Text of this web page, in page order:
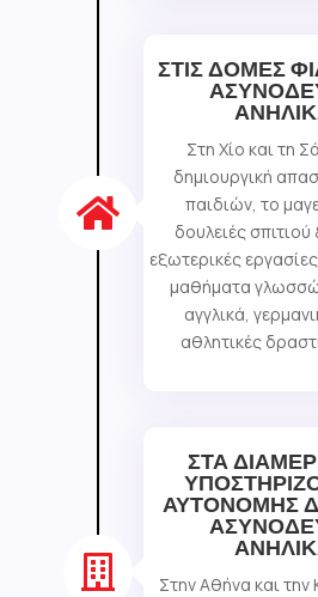

ΣΤΙΣ ΔΟΜΕΣ
Στη Χίο και τη
δημιουργική
παιδιών, το
δουλειές
εξωτερικές
μαθήματα
αγγλικά,
αθλητικές

ΣΤΑ
ΑΥΤΟΝΟΜΗΣ
Στην Αθήνα και την